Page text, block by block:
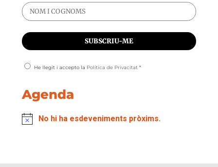
He llegit i accepto la Política de Privacitat*
Agenda
No hi ha esdeveniments pròxims.